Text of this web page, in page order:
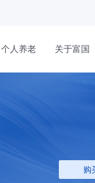
个人养老 关于富国
购